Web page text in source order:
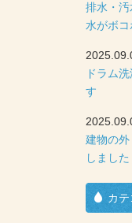
排水・
水がボ
ドラム
す
建物の
しました
カ